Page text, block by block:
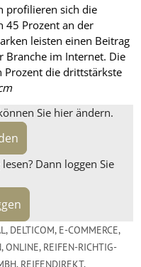
profilieren sich die
45 Prozent an der
leisten einen Beitrag
Branche im Internet. Die
Prozent die drittstärkste
Sie hier ändern.
Dann loggen Sie
, DELTICOM, E-COMMERCE,
,ONLINE, REIFEN-RICHTIG-
, REIFENDIREKT,